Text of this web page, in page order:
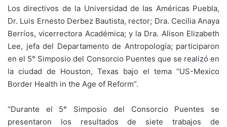
Los directivos de la Universidad de las Américas Puebla,
Dr. Luis Ernesto Derbez Bautista, rector; Dra. Cecilia Anaya
Berríos, vicerrectora Académica; y la Dra. Alison Elizabeth
Lee, jefa del Departamento de Antropología; participaron
en el 5° Simposio del Consorcio Puentes que se realizó en
la ciudad de Houston, Texas bajo el tema “US-Mexico
Border Health in the Age of Reform”.
“Durante el 5° Simposio del Consorcio Puentes se
presentaron los resultados de siete trabajos de